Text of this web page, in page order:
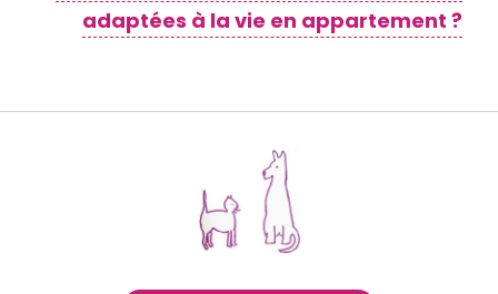
adaptées à la vie en appartement ?